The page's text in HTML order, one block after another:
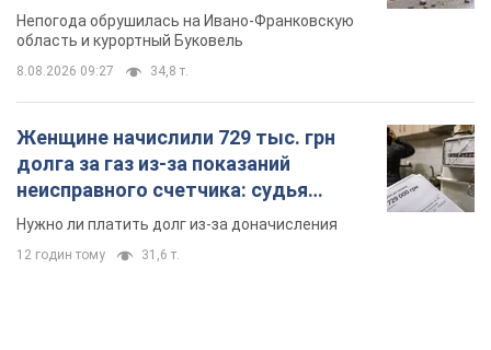
Непогода обрушилась на Ивано-Франковскую
область и курортный Буковель
8.08.2026 09:27 34,8 т.
Женщине начислили 729 тыс. грн
долга за газ из-за показаний
неисправного счетчика: судья
вынес неожиданное решение
Нужно ли платить долг из-за доначисления
12 годин тому 31,6 т.